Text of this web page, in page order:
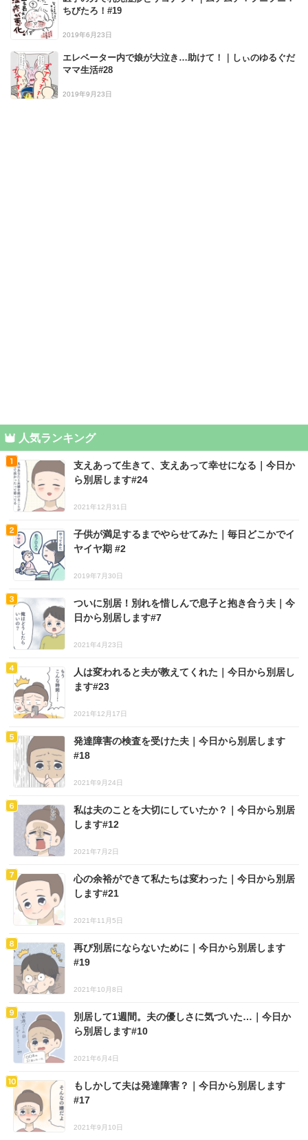
ちびたろ！#19
2019年6月23日
エレベーター内で娘が大泣き…助けて！｜しぃのゆるぐだ
ママ生活#28
2019年9月23日
人気ランキング
支えあって生きて、支えあって幸せになる｜今日か
ら別居します#24
2021年12月31日
子供が満足するまでやらせてみた｜毎日どこかでイ
ヤイヤ期 #2
2019年7月30日
ついに別居！別れを惜しんで息子と抱き合う夫｜今
日から別居します#7
2021年4月23日
人は変われると夫が教えてくれた｜今日から別居し
ます#23
2021年12月17日
発達障害の検査を受けた夫｜今日から別居します
#18
2021年9月24日
私は夫のことを大切にしていたか？｜今日から別居
します#12
2021年7月2日
心の余裕ができて私たちは変わった｜今日から別居
します#21
2021年11月5日
再び別居にならないために｜今日から別居します
#19
2021年10月8日
別居して1週間。夫の優しさに気づいた…｜今日か
ら別居します#10
2021年6月4日
もしかして夫は発達障害？｜今日から別居します
#17
2021年9月10日